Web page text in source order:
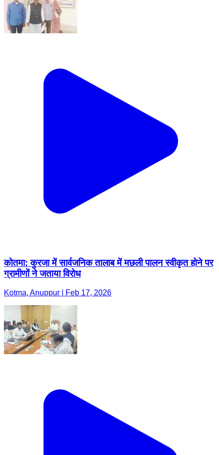
कोतमा: कुरजा में सार्वजनिक तालाब में मछली पालन स्वीकृत होने पर
ग्रामीणों ने जताया विरोध
Kotma, Anuppur | Feb 17, 2026